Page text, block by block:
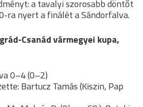
a tavalyi szorosabb döntőt
ra nyert a finálét a Sándorfalva.
Csanád vármegyei kupa,
0–4 (0–2)
Bartucz Tamás (Kiszin, Pap